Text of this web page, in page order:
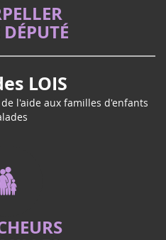
LOIS
l'aide aux familles d'enfants